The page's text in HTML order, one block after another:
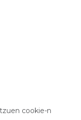
cookie-n